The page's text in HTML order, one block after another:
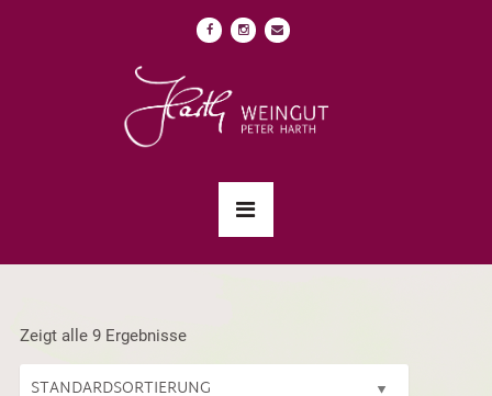
Zeigt alle 9 Ergebnisse